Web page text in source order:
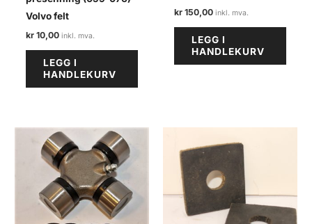
Volvo felt
kr 10,00
LEGG I
HANDLEKURV
kr 150,00
LEGG I
HANDLEKURV